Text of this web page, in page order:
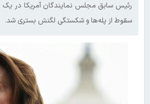
رئیس سابق مجلس نمایندگان آمریکا در
سقوط از پله‌ها و شکستگی لگنش بستری شد.